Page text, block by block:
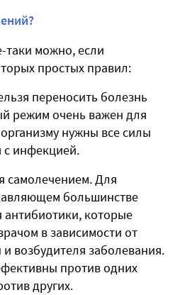
таки можно, если
простых правил:
переносить болезнь
режим очень важен для
нужны все силы
с инфекцией.
самолечением. Для
большинстве
антибиотики, которые
в зависимости от
возбудителя заболевания.
против одних
других.